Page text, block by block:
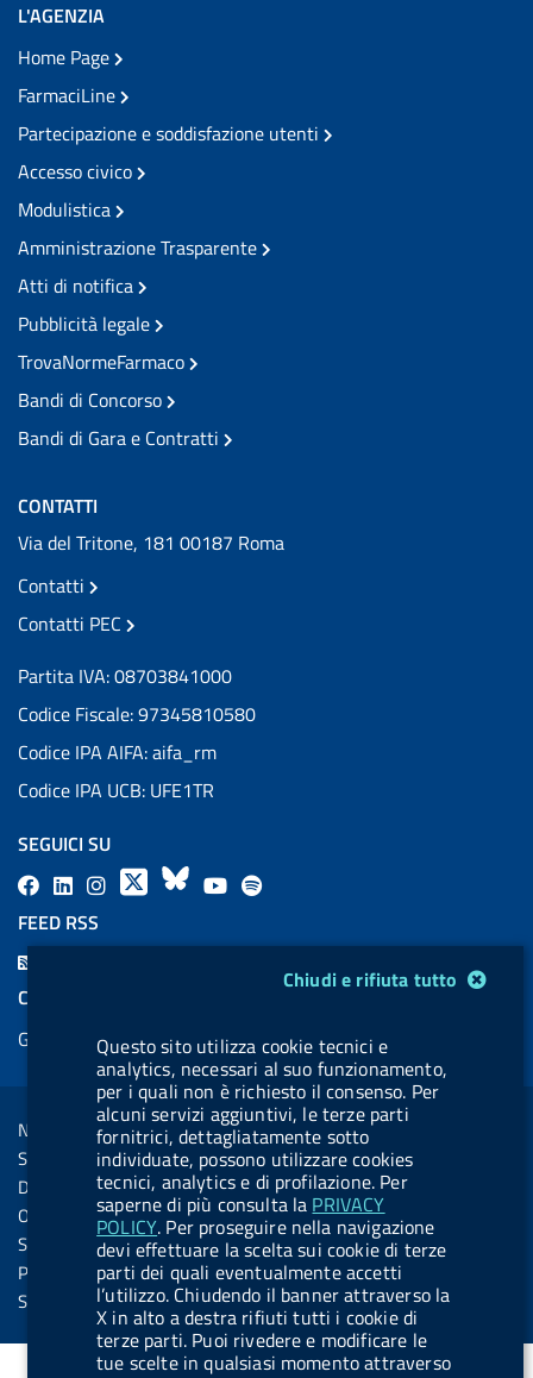
Chiudi e rifiuta tutto
Questo sito utilizza cookie tecnici e
analytics, necessari al suo funzionamento,
per i quali non è richiesto il consenso. Per
alcuni servizi aggiuntivi, le terze parti
fornitrici, dettagliatamente sotto
individuate, possono utilizzare cookies
tecnici, analytics e di profilazione. Per
saperne di più consulta la PRIVACY
POLICY. Per proseguire nella navigazione
devi effettuare la scelta sui cookie di terze
parti dei quali eventualmente accetti
l’utilizzo. Chiudendo il banner attraverso la
X in alto a destra rifiuti tutti i cookie di
terze parti. Puoi rivedere e modificare le
tue scelte in qualsiasi momento attraverso
L'AGENZIA
Home Page
FarmaciLine
Partecipazione e soddisfazione utenti
Accesso civico
Modulistica
Amministrazione Trasparente
Atti di notifica
Pubblicità legale
TrovaNormeFarmaco
Bandi di Concorso
Bandi di Gara e Contratti
CONTATTI
Via del Tritone, 181 00187 Roma
Contatti
Contatti PEC
Partita IVA: 08703841000
Codice Fiscale: 97345810580
Codice IPA AIFA: aifa_rm
Codice IPA UCB: UFE1TR
SEGUICI SU
F
a
c
L
i
n
b
.
b
u
t
t
o
n
.
i
n
s
X
B
u
k
y
Y
u
b
e
l
b
.
b
u
t
t
o
n
.
s
p
o
FEED RSS
COOKIES
Gestione cookie
Sezione Link Utili
Note legali
Social Media Policy
Dichiarazione di accessibilità
Obiettivi di accessibilità
Statistiche sito
Privacy
Servizi Online